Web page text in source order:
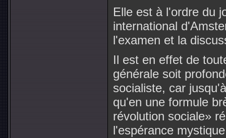
Elle est à l'ordre du
international
l'examen et la
Il est en effet de
générale soit
socialiste, car
qu'en une formule
révolution sociale»
l'espérance